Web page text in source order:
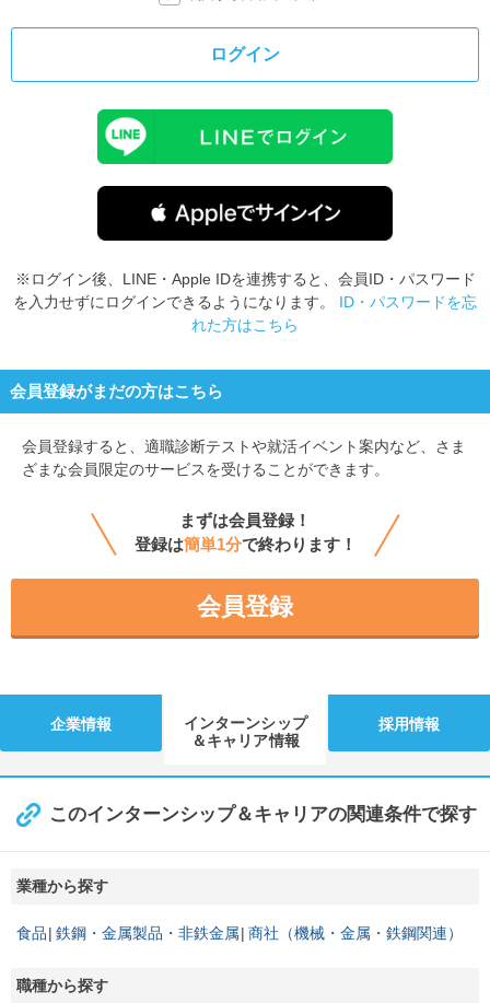
ログイン
※ログイン後、LINE・Apple IDを連携すると、会員ID・パスワード
を入力せずにログインできるようになります。 ID・パスワードを忘
れた方はこちら
会員登録がまだの方はこちら
会員登録すると、 適職診断テストや就活イベント案内など、さま
ざまな会員限定のサービスを受けることができます。
まずは会員登録！
登録は簡単1分で終わります！
会員登録
企業情報
インターンシップ
＆キャリア情報
採用情報
このインターンシップ＆キャリアの関連条件で探す
業種から探す
食品 鉄鋼・金属製品・非鉄金属 商社（機械・金属・鉄鋼関連）
職種から探す